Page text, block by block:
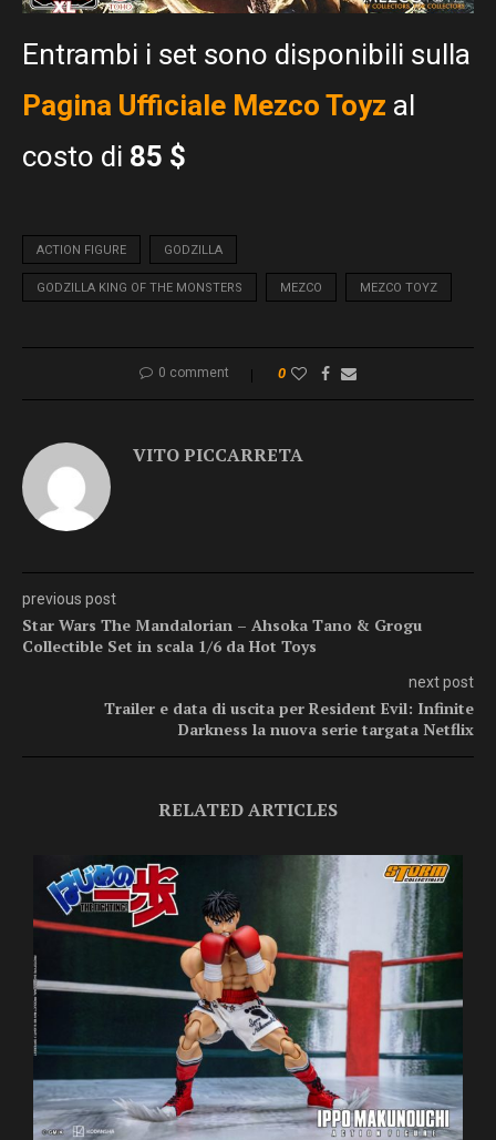
Entrambi i set sono disponibili sulla
Pagina Ufficiale Mezco Toyz al
costo di 85 $
ACTION FIGURE GODZILLA
GODZILLA KING OF THE MONSTERS MEZCO MEZCO TOYZ
0 comment 0
VITO PICCARRETA
previous post
Star Wars The Mandalorian – Ahsoka Tano & Grogu
Collectible Set in scala 1/6 da Hot Toys
next post
Trailer e data di uscita per Resident Evil: Infinite
Darkness la nuova serie targata Netflix
RELATED ARTICLES